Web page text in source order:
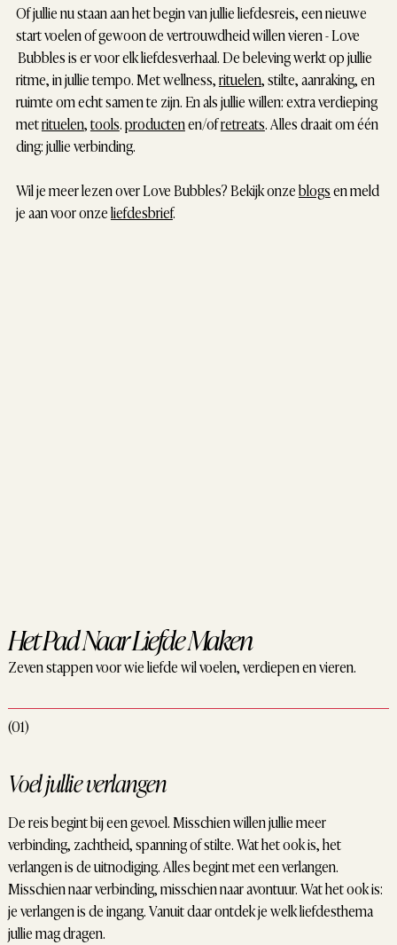
Of jullie nu staan aan het begin van jullie liefdesreis, een nieuwe
start voelen of gewoon de vertrouwdheid willen vieren - Love
Bubbles is er voor elk liefdesverhaal. De beleving werkt op jullie
ritme, in jullie tempo. Met wellness,rituelen, stilte, aanraking, en
ruimte om echt samen te zijn. En als jullie willen: extra verdieping
metrituelen,tools.productenen/ofretreats. Alles draait om één
ding: jullie verbinding.
Wil je meer lezen over Love Bubbles? Bekijk onzeblogsen meld
je aan voor onzeliefdesbrief.
Het Pad Naar Liefde Maken
Zeven stappen voor wie liefde wil voelen, verdiepen en vieren.
(01)
Voel jullie verlangen
De reis begint bij een gevoel. Misschien willen jullie meer
verbinding, zachtheid, spanning of stilte. Wat het ook is, het
verlangen is de uitnodiging. Alles begint met een verlangen.
Misschien naar verbinding, misschien naar avontuur. Wat het ook is:
je verlangen is de ingang. Vanuit daar ontdek je welk liefdesthema
jullie mag dragen.